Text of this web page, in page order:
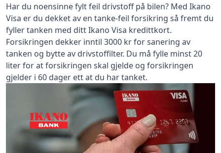
Har du noensinne fylt feil drivstoff på bilen? Med Ikano
Visa er du dekket av en tanke-feil forsikring så fremt du
fyller tanken med ditt Ikano Visa kredittkort.
Forsikringen dekker inntil 3000 kr for sanering av
tanken og bytte av drivstoffilter. Du må fylle minst 20
liter for at forsikringen skal gjelde og forsikringen
gjelder i 60 dager ett at du har tanket.